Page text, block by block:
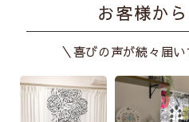
お客様か
＼喜びの声が続々届